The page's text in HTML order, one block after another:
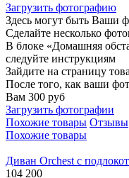
Загрузить фотографию
Здесь могут быть Ваши
Сделайте несколько
В блоке «Домашняя
следуйте инструкциям
Зайдите на страницу
После того, как ваши
Вам 300 руб
Загрузить фотографии
Похожие товары Отзывы
Похожие товары
Диван Orchest с
104 200